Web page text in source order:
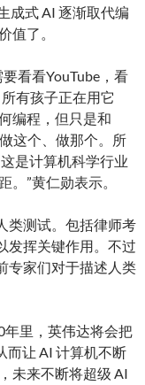
成式 AI 逐渐取代编
值了。
看看YouTube，看
有孩子正在用它
编程，但只是和
这个、做那个。所
是计算机科学行业
”黄仁勋表示。
类测试。包括律师考
发挥关键作用。不过
专家们对于描述人类
年里，英伟达将会把
而让 AI 计算机不断
未来不断将超级 AI